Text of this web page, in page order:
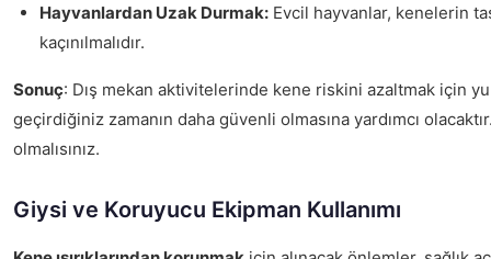
Hayvanlardan Uzak Durmak: Evcil hayvanlar, kenelerin
kaçınılmalıdır.
Sonuç: Dış mekan aktivitelerinde kene riskini azaltmak için
geçirdiğiniz zamanın daha güvenli olmasına yardımcı
olmalısınız.
Giysi ve Koruyucu Ekipman Kullanımı